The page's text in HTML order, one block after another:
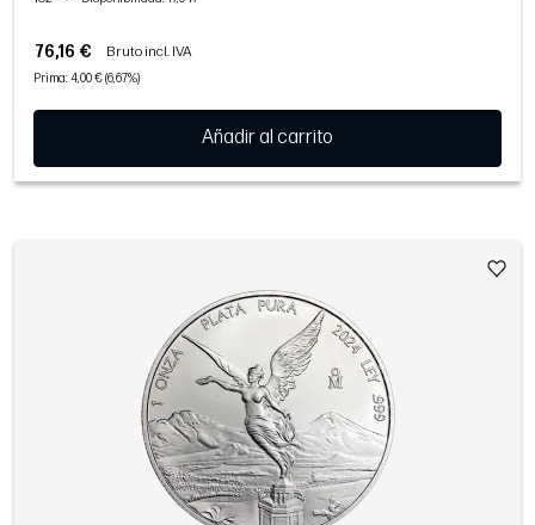
76,16 € Bruto incl. IVA
Prima: 4,00 € (6,67%)
Añadir al carrito